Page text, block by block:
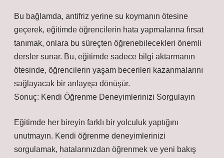
Bu bağlamda, antifriz yerine su koymanın ötesine
geçerek, eğitimde öğrencilerin hata yapmalarına fırsat
tanımak, onlara bu süreçten öğrenebilecekleri önemli
dersler sunar. Bu, eğitimde sadece bilgi aktarmanın
ötesinde, öğrencilerin yaşam becerileri kazanmalarını
sağlayacak bir anlayışa dönüşür.
Sonuç: Kendi Öğrenme Deneyimlerinizi Sorgulayın
Eğitimde her bireyin farklı bir yolculuk yaptığını
unutmayın. Kendi öğrenme deneyimlerinizi
sorgulamak, hatalarınızdan öğrenmek ve yeni bakış